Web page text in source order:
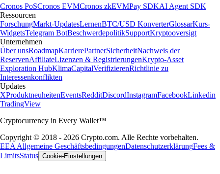
Cronos PoSCronos EVMCronos zkEVMPay SDKAI Agent SDK
Ressourcen
ForschungMarkt-UpdatesLernenBTC/USD KonverterGlossarKurs-
WidgetsTelegram BotBeschwerdepolitikSupportKryptooversigt
Unternehmen
Über unsRoadmapKarrierePartnerSicherheitNachweis der
ReservenAffiliateLizenzen & RegistrierungenKrypto-Asset
Exploration HubKlimaCapitalVerifizierenRichtlinie zu
Interessenkonflikten
Updates
XProduktneuheitenEventsRedditDiscordInstagramFacebookLinkedin
TradingView
Cryptocurrency in Every Wallet™
Copyright © 2018 - 2026 Crypto.com. Alle Rechte vorbehalten.
EEA Allgemeine GeschäftsbedingungenDatenschutzerklärungFees &
LimitsStatus Cookie-Einstellungen